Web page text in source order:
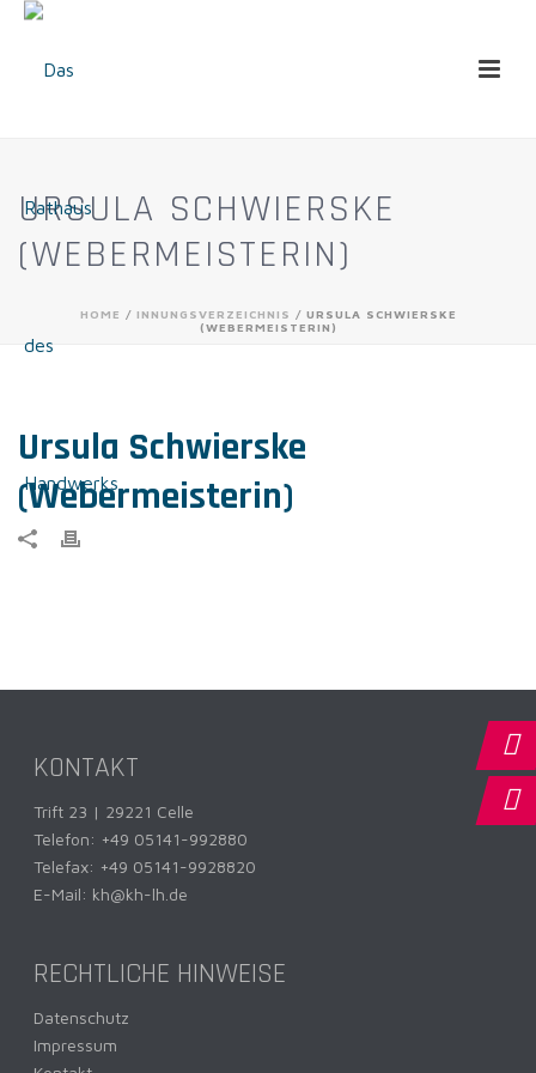
URSULA SCHWIERSKE
(WEBERMEISTERIN)
HOME / INNUNGSVERZEICHNIS / URSULA SCHWIERSKE
(WEBERMEISTERIN)
Ursula Schwierske
(Webermeisterin)
KONTAKT
Trift 23 | 29221 Celle
Telefon: +49 05141-992880
Telefax: +49 05141-9928820
E-Mail: kh@kh-lh.de
RECHTLICHE HINWEISE
Datenschutz
Impressum